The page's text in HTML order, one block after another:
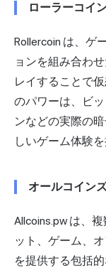
ローラーコイ
Rollercoin は、ゲ
ョンを組み合わ
レイすることで
のパワーは、ビ
ンなどの実際の
しいゲーム体験を
オールコイン
Allcoins.pw は、
ット、ゲーム、
を提供する包括